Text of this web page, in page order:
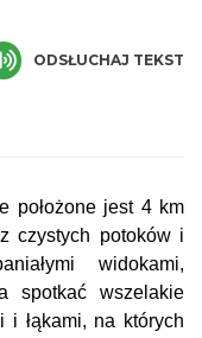
ODSŁUCHAJ TEKST
położone jest 4 km
czystych potoków i
widokami,
spotkać wszelakie
i łąkami, na których